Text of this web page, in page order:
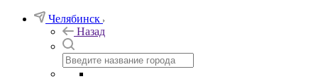
Челябинск
Назад